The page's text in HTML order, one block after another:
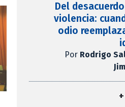
Del
violencia:
odio
Por Rodrigo